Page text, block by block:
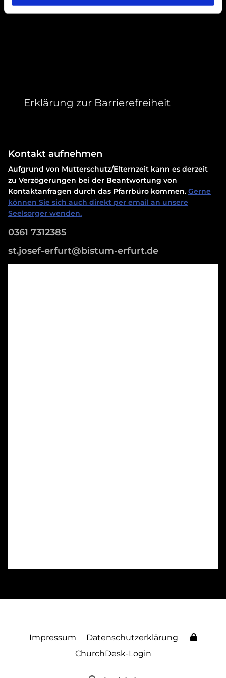
Erklärung zur Barrierefreiheit
Kontakt aufnehmen
Aufgrund von Mutterschutz/Elternzeit kann es derzeit
zu Verzögerungen bei der Beantwortung von
Kontaktanfragen durch das Pfarrbüro kommen. Gerne
können Sie sich auch direkt per email an unsere
Seelsorger wenden.
0361 7312385
st.josef-erfurt@bistum-erfurt.de
Impressum
Datenschutzerklärung
ChurchDesk-Login